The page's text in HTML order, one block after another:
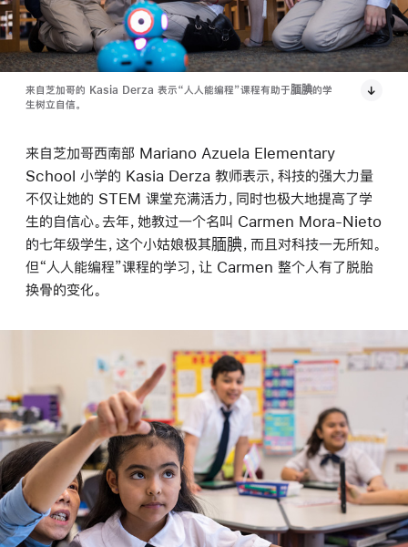
来自芝加哥的 Kasia Derza 表示“人人能编程”课程有助于腼腆的学
生树立自信。
来自芝加哥西南部 Mariano Azuela Elementary
School 小学的 Kasia Derza 教师表示，科技的强大力量
不仅让她的 STEM 课堂充满活力，同时也极大地提高了学
生的自信心。去年，她教过一个名叫 Carmen Mora-Nieto
的七年级学生，这个小姑娘极其腼腆，而且对科技一无所知。
但“人人能编程”课程的学习，让 Carmen 整个人有了脱胎
换骨的变化。